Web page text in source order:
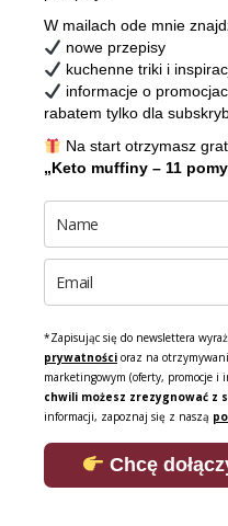
W mailach ode mnie
nowe przepisy
kuchenne triki i
informacje o
rabatem tylko dla
Na start otrzymasz
„Keto muffiny – 11
*Zapisując się do newslettera
prywatności oraz na
marketingowym (oferty, promocje i
chwili możesz zrezygnować z
informacji, zapoznaj się z naszą
Chcę